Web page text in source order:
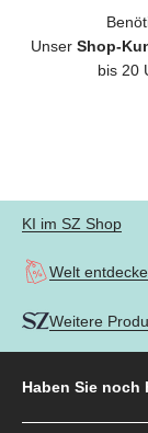
Unser Shop-
bis 20
KI im SZ Shop
Welt
Weitere
Haben Sie noch